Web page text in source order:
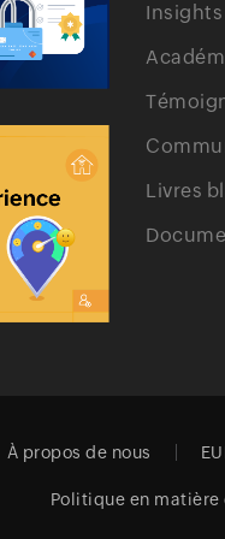
Insights
Livres
À propos de nous
Politique en matière